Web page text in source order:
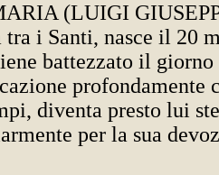
(LUIGI
i Santi, nasce il 20
battezzato il giorno
profondamente
diventa presto lui
per la sua